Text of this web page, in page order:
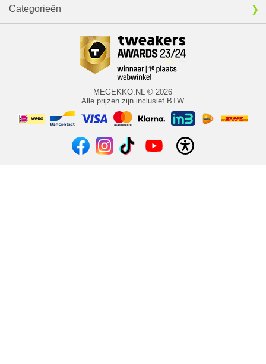
Categorieën
MEGEKKO.NL © 2026
Alle prijzen zijn inclusief BTW